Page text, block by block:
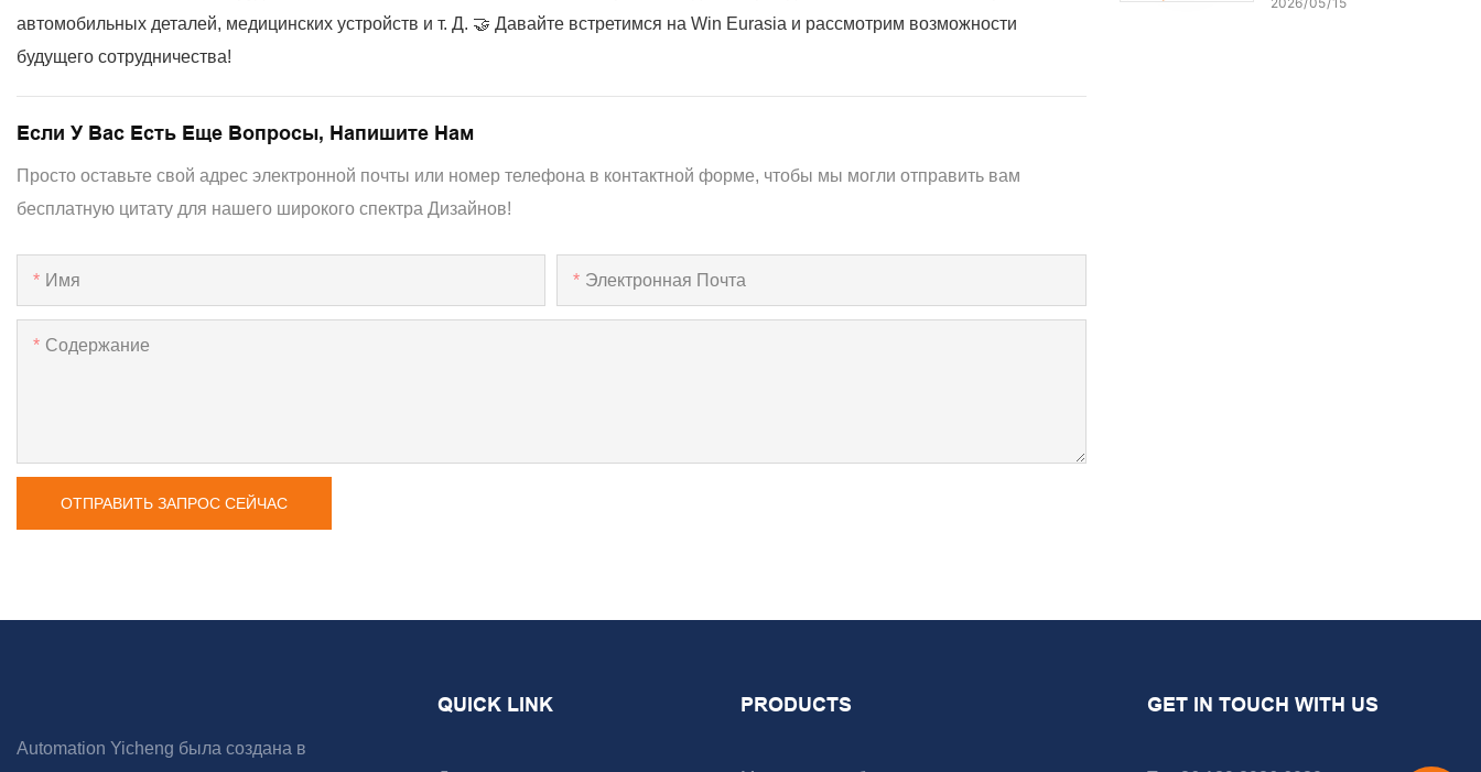
автомобильных деталей, медицинских устройств и т. Д. 🤝 Давайте встретимся на Win Eurasia и рассмотрим возможности
будущего сотрудничества!
Если У Вас Есть Еще Вопросы, Напишите Нам
Просто оставьте свой адрес электронной почты или номер телефона в контактной форме, чтобы мы могли отправить вам
бесплатную цитату для нашего широкого спектра Дизайнов!
Имя Электронная Почта
Содержание
ОТПРАВИТЬ ЗАПРОС СЕЙЧАС
Automation Yicheng была создана в
QUICK LINK PRODUCTS GET IN TOUCH WITH US